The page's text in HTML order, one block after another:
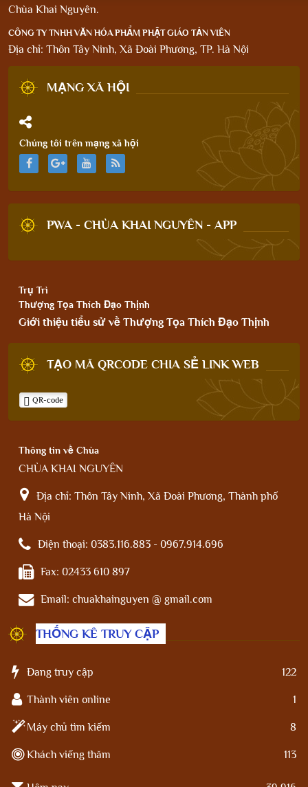
Chùa Khai Nguyên.
CÔNG TY TNHH VĂN HÓA PHẨM PHẬT GIÁO TẢN VIÊN
Địa chỉ: Thôn Tây Ninh, Xã Đoài Phương, TP. Hà Nội
MẠNG XÃ HỘI
Chúng tôi trên mạng xã hội
PWA - CHÙA KHAI NGUYÊN - APP
Trụ Trì
Thượng Tọa Thích Đạo Thịnh
Giới thiệu tiểu sử về Thượng Tọa Thích Đạo Thịnh
TẠO MÃ QRCODE CHIA SẺ LINK WEB
QR-code
Thông tin về Chùa
CHÙA KHAI NGUYÊN
Địa chỉ: Thôn Tây Ninh, Xã Đoài Phương, Thành phố
Hà Nội
Điện thoại: 0383.116.883 - 0967.914.696
Fax: 02433 610 897
Email: chuakhainguyen @ gmail.com
THỐNG KÊ TRUY CẬP
Đang truy cập 122
Thành viên online 1
Máy chủ tìm kiếm 8
Khách viếng thăm 113